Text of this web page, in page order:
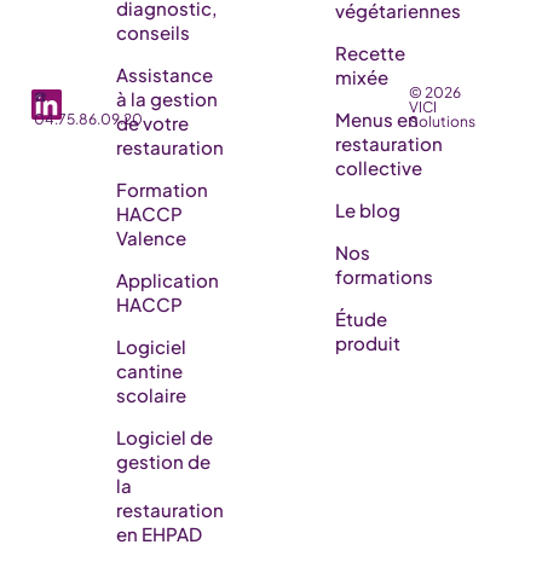
☎️
04.75.86.09.20
diagnostic,
conseils
Assistance
à la gestion
de votre
restauration
Formation
HACCP
Valence
Application
HACCP
Logiciel
cantine
scolaire
Logiciel de
gestion de
la
restauration
en EHPAD​
végétariennes
Recette
mixée
Menus en
restauration
collective
Le blog
Nos
formations
Étude
produit
© 2026
VICI
Solutions